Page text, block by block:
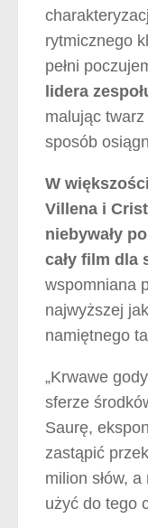
rytmicznego
pełni
lidera
malując
sposób
W
Villena i
niebywały
cały film dla
wspomniana
najwyższej
namiętnego
„Krwawe
sferze
Saurę,
zastąpić
milion słów,
użyć do tego